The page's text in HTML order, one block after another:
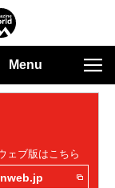
Menu
ェブ版はこちら